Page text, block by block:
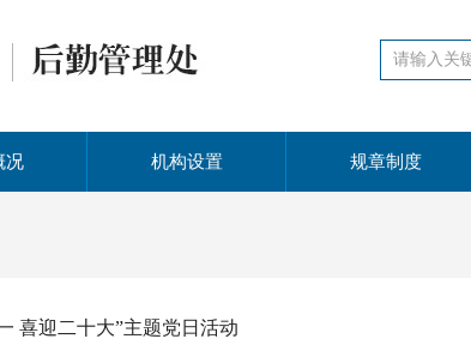
况 机构设置 规章制度
喜迎二十大”主题党日活动